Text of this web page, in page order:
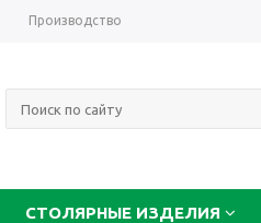
Производство
СТОЛЯРНЫЕ ИЗДЕЛИЯ